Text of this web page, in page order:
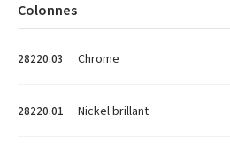
Colonnes
28220.03 Chrome
28220.01 Nickel brillant